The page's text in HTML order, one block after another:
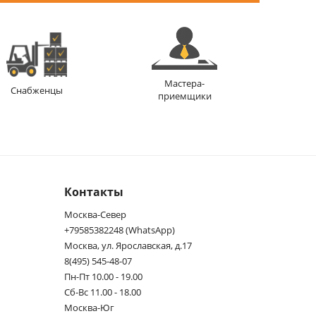
Снабженцы
Мастера-
приемщики
Контакты
Москва-Север
+79585382248 (WhatsApp)
Москва, ул. Ярославская, д.17
8(495) 545-48-07
Пн-Пт 10.00 - 19.00
Сб-Вс 11.00 - 18.00
Москва-Юг